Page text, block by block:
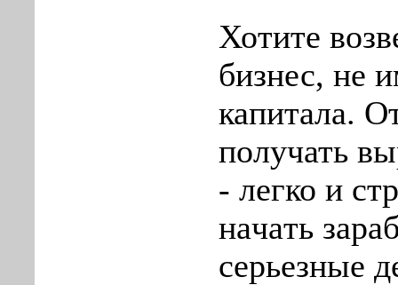
Хотите
бизнес, не
капитала.
полyчать
- легко и
нaчaть
серьезные